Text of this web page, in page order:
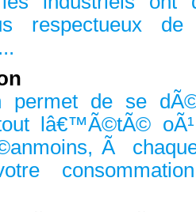
respectueux de
permet de se
lâ€™Ã©tÃ©
Ã